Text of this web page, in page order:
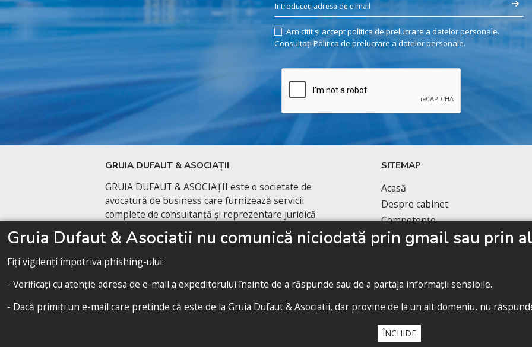
Am citit și accept politica de prelucrare a datelor personale.
Consultați Politica de prelucrare a datelor personale.
GRUIA DUFAUT & ASOCIAȚII
GRUIA DUFAUT & ASOCIAȚII este o societate de
avocatură de business care furnizează servicii
complete de consultanță și reprezentare juridică
pentru companii în România și în cadrul tranzacțiilor
transnaționale.
Contactează-ne
SITEMAP
Acasă
Despre cabinet
Competențe
Echipa noastră
Gruia Dufaut & Asociatii nu comunică niciodată prin gmail sau prin
Fiți vigilenți împotriva phishing-ului:
- Verificați cu atenție adresa de e-mail a expeditorului înainte de a răspunde sau de a partaja informații sensibile.
- Dacă primiți un e-mail care pretinde că este de la Gruia Dufaut & Asociatii, dar provine de la un alt domeniu, nu
ÎNCHIDE